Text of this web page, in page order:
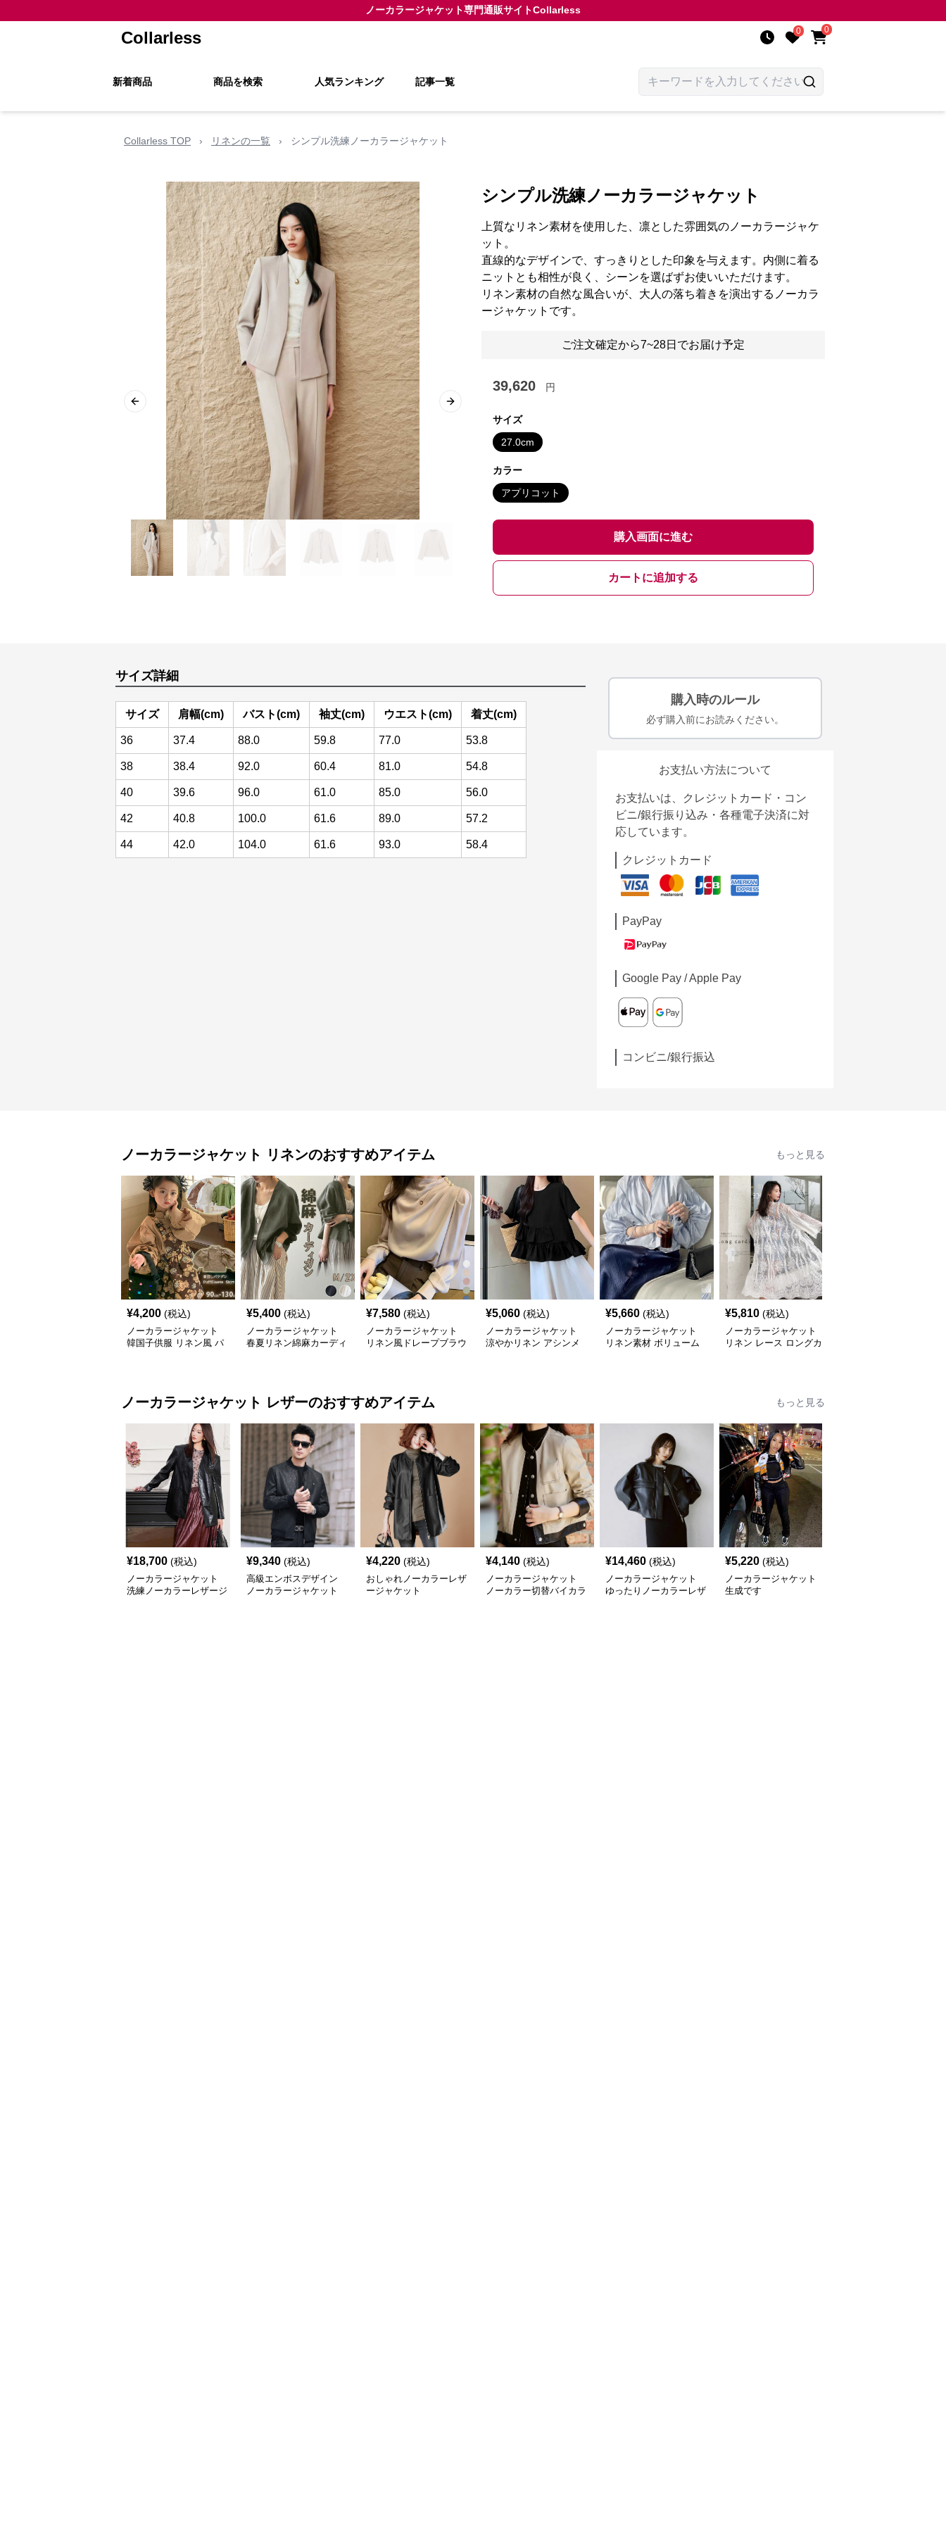
ノーカラージャケット専門通販サイトCollarless
Collarless 0 0
新着商品 商品を検索 人気ランキング 記事一覧
Collarless TOP › リネンの一覧 › シンプル洗練ノーカラージャケット
Previous slide Next slide
シンプル洗練ノーカラージャケット
上質なリネン素材を使用した、凛とした雰囲気のノーカラージャケ
ット。
直線的なデザインで、すっきりとした印象を与えます。内側に着る
ニットとも相性が良く、シーンを選ばずお使いいただけます。
リネン素材の自然な風合いが、大人の落ち着きを演出するノーカラ
ージャケットです。
ご注文確定から7~28日でお届け予定
39,620 円
サイズ
27.0cm
カラー
アプリコット
購入画面に進む
カートに追加する
サイズ詳細
サイズ 肩幅(cm) バスト(cm) 袖丈(cm) ウエスト(cm) 着丈(cm)
36 37.4 88.0 59.8 77.0 53.8
38 38.4 92.0 60.4 81.0 54.8
40 39.6 96.0 61.0 85.0 56.0
42 40.8 100.0 61.6 89.0 57.2
44 42.0 104.0 61.6 93.0 58.4
購入時のルール
必ず購入前にお読みください。
お支払い方法について
お支払いは、クレジットカード・コン
ビニ/銀行振り込み・各種電子決済に対
応しています。
クレジットカード
PayPay
Google Pay / Apple Pay
コンビニ/銀行振込
ノーカラージャケット リネンのおすすめアイテム もっと見る
¥4,200 (税込)
ノーカラージャケット
韓国子供服 リネン風 パ
¥5,400 (税込)
ノーカラージャケット
春夏リネン綿麻カーディ
¥7,580 (税込)
ノーカラージャケット
リネン風ドレープブラウ
¥5,060 (税込)
ノーカラージャケット
涼やかリネン アシンメ
¥5,660 (税込)
ノーカラージャケット
リネン素材 ボリューム
¥5,810 (税込)
ノーカラージャケット
リネン レース ロングカ
ノーカラージャケット レザーのおすすめアイテム もっと見る
¥18,700 (税込)
ノーカラージャケット
洗練ノーカラーレザージ
¥9,340 (税込)
高級エンボスデザイン
ノーカラージャケット
¥4,220 (税込)
おしゃれノーカラーレザ
ージャケット
¥4,140 (税込)
ノーカラージャケット
ノーカラー切替バイカラ
¥14,460 (税込)
ノーカラージャケット
ゆったりノーカラーレザ
¥5,220 (税込)
ノーカラージャケット
生成です